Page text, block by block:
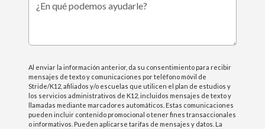
¿En qué podemos ayudarle?
Al enviar la información anterior, da su consentimiento para recibir
mensajes de texto y comunicaciones por teléfono móvil de
Stride/K12, afiliados y/o escuelas que utilicen el plan de estudios y
los servicios administrativos de K12, incluidos mensajes de texto y
llamadas mediante marcadores automáticos. Estas comunicaciones
pueden incluir contenido promocional o tener fines transaccionales
o informativos. Pueden aplicarse tarifas de mensajes y datos. La